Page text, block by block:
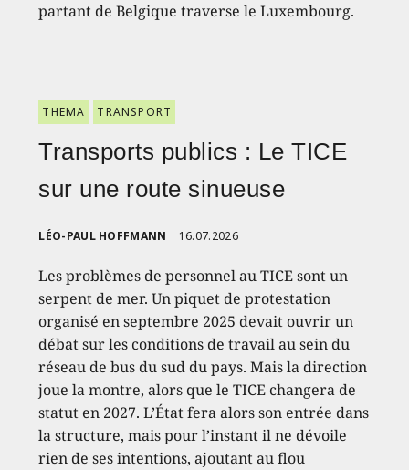
partant de Belgique traverse le Luxembourg.
THEMA TRANSPORT
Transports publics : Le TICE
sur une route sinueuse
LÉO-PAUL HOFFMANN 16.07.2026
Les problèmes de personnel au TICE sont un
serpent de mer. Un piquet de protestation
organisé en septembre 2025 devait ouvrir un
débat sur les conditions de travail au sein du
réseau de bus du sud du pays. Mais la direction
joue la montre, alors que le TICE changera de
statut en 2027. L’État fera alors son entrée dans
la structure, mais pour l’instant il ne dévoile
rien de ses intentions, ajoutant au flou